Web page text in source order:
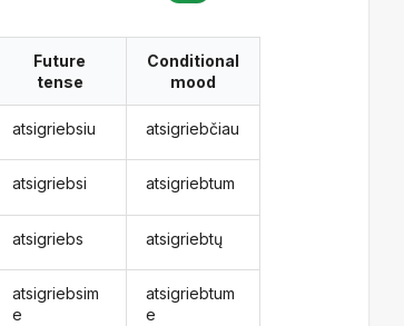
Future
tense
atsigriebsiu
atsigriebsi
atsigriebs
atsigriebsim
e
Conditional
mood
atsigriebčiau
atsigriebtum
atsigriebtų
atsigriebtum
e